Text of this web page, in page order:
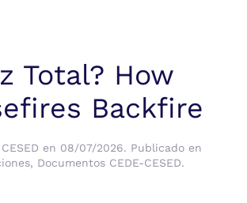
Total? How
Backfire
CESED en 08/07/2026. Publicado en
, Documentos CEDE-CESED.